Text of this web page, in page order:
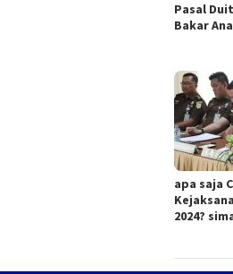
Pasal
Bakar
apa saja
2024?